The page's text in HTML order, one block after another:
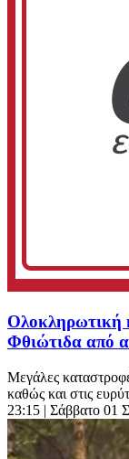
Ολοκληρωτική
Φθιώτιδα από
Μεγάλες
καθώς και στις
23:15 | Σάββατο 01